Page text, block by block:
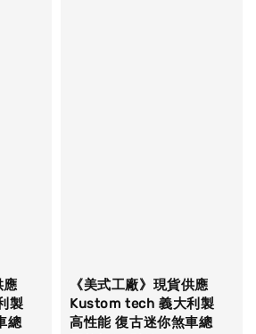
應
製
總
《美式工廠》現貨供應
Kustom tech 義大利製
高性能 復古迷你煞車總